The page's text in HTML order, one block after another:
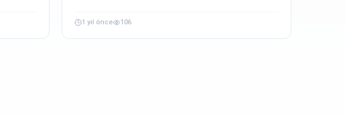
1 yıl önce 106